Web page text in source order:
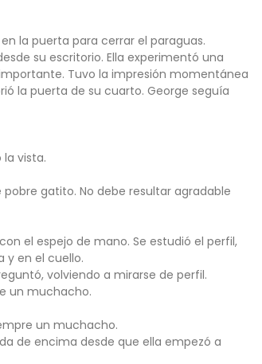
la puerta para cerrar el paraguas.
su escritorio. Ella experimentó una
Tuvo la impresión momentánea
la puerta de su cuarto. George seguía
vista.
gatito. No debe resultar agradable
el espejo de mano. Se estudió el perfil,
y en el cuello.
volviendo a mirarse de perfil.
un muchacho.
un muchacho.
de encima desde que ella empezó a